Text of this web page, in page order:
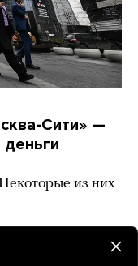
Сити» —
из них